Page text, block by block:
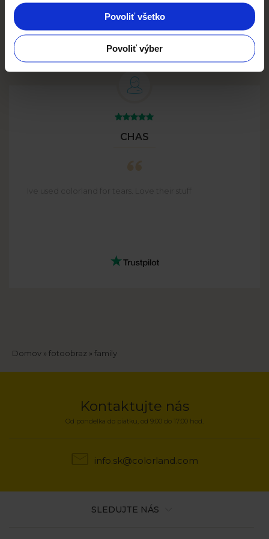
Povoliť všetko
Povoliť výber
Viac
CHAS
Ive used colorland for tears. Love their stuff
Breadcrumb
Domov fotoobraz family
Kontaktujte nás
Od pondelka do piatku, od 9:00 do 17:00 hod.
info.sk@colorland.com
SLEDUJTE NÁS